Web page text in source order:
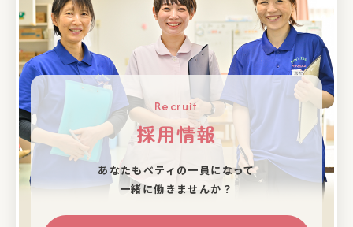
Recruit
採用情報
あなたもベティの⼀員になって
⼀緒に働きませんか？